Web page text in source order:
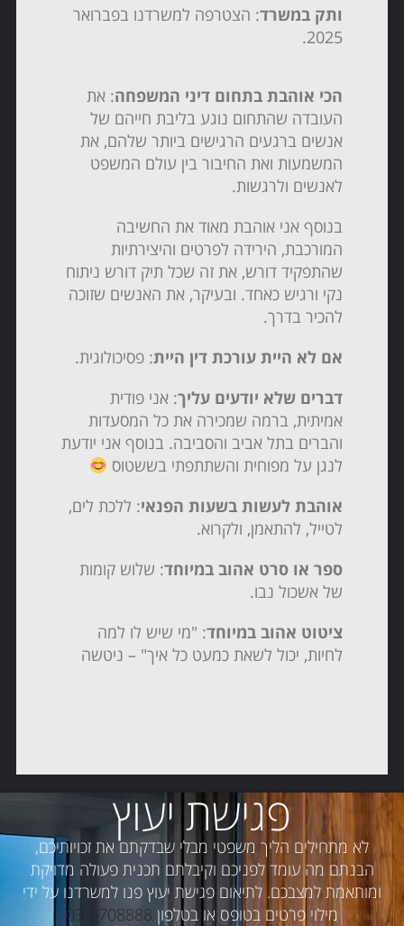
ותק במשרד: הצטרפה למשרדנו בפברואר
2025.
הכי אוהבת בתחום דיני המשפחה: את
העובדה שהתחום נוגע בליבת חייהם של
אנשים ברגעים הרגישים ביותר שלהם, את
המשמעות ואת החיבור בין עולם המשפט
לאנשים ולרגשות.
בנוסף אני אוהבת מאוד את החשיבה
המורכבת, הירידה לפרטים והיצירתיות
שהתפקיד דורש, את זה שכל תיק דורש ניתוח
נקי ורגיש כאחד. ובעיקר, את האנשים שזוכה
להכיר בדרך.
אם לא היית עורכת דין היית: פסיכולוגית.
דברים שלא יודעים עליך: אני פודית
אמיתית, ברמה שמכירה את כל המסעדות
והברים בתל אביב והסביבה. בנוסף אני יודעת
לנגן על מפוחית והשתתפתי בששטוס
אוהבת לעשות בשעות הפנאי: ללכת לים,
לטייל, להתאמן, ולקרוא.
ספר או סרט אהוב במיוחד: שלוש קומות
של אשכול נבו.
ציטוט אהוב במיוחד: "מי שיש לו למה
לחיות, יכול לשאת כמעט כל איך" – ניטשה
פגישת יעוץ
לא מתחילים הליך משפטי מבלי שבדקתם את זכויותיכם,
הבנתם מה עומד לפניכם וקיבלתם תכנית פעולה מדויקת
ומותאמת למצבכם. לתיאום פגישת יעוץ פנו למשרדנו על ידי
מילוי פרטים בטופס או בטלפון 03-6708888